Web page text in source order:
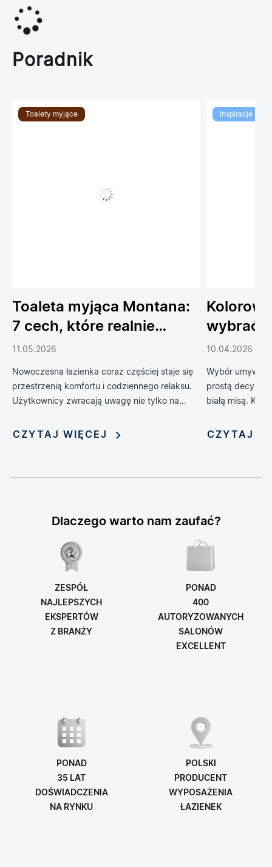
Poradnik
Toalety myjące
Toaleta myjąca Montana:
7 cech, które realnie
podnoszą komfort
codziennego życia
11.05.2026
Nowoczesna łazienka coraz częściej staje się
przestrzenią komfortu i codziennego relaksu.
Użytkownicy zwracają uwagę nie tylko na
poprawiają wygodę, higienę i funkcjonalność
zaawansowanych urządzeń sprawia, że stają
modnym elementem aranżacji łazienek.
CZYTAJ WIĘCEJ
Inspiracje
wybrać
do
10.04.2026
Wybór
prostą decyzją
białą misą.
oferując
CZYTAJ
Dlaczego warto nam zaufać?
ZESPÓŁ
NAJLEPSZYCH
EKSPERTÓW
Z BRANŻY
PONAD
400
AUTORYZOWANYCH
SALONÓW
EXCELLENT
PONAD
35 LAT
DOŚWIADCZENIA
NA RYNKU
POLSKI
PRODUCENT
WYPOSAŻENIA
ŁAZIENEK